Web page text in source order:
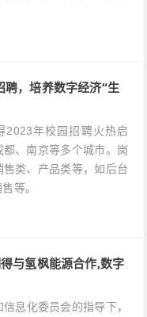
，培养数字经济“生
2023年校园招聘火热启
、南京等多个城市。岗
类、产品类等，如后台
等。
与氢枫能源合作,数字
息化委员会的指导下，